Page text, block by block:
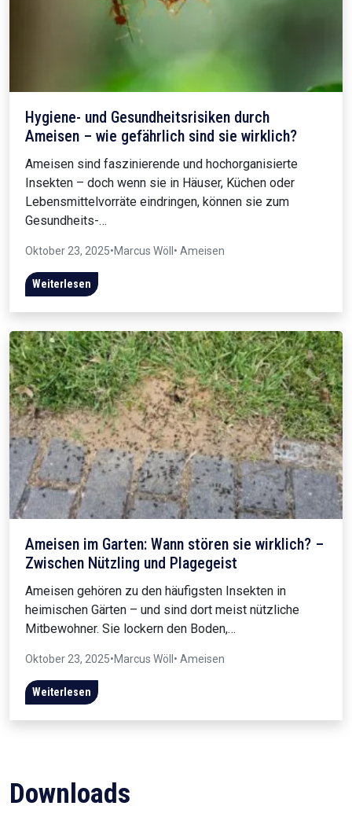
Hygiene- und Gesundheitsrisiken durch
Ameisen – wie gefährlich sind sie wirklich?
Ameisen sind faszinierende und hochorganisierte
Insekten – doch wenn sie in Häuser, Küchen oder
Lebensmittelvorräte eindringen, können sie zum
Gesundheits-…
Oktober 23, 2025•Marcus Wöll • Ameisen
Weiterlesen
Ameisen im Garten: Wann stören sie wirklich? –
Zwischen Nützling und Plagegeist
Ameisen gehören zu den häufigsten Insekten in
heimischen Gärten – und sind dort meist nützliche
Mitbewohner. Sie lockern den Boden,…
Oktober 23, 2025•Marcus Wöll• Ameisen
Weiterlesen
Downloads